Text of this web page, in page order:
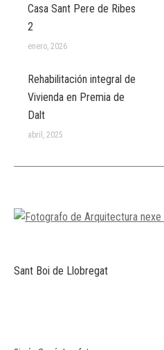
Casa Sant Pere de Ribes
2
enero, 2026
Rehabilitación integral de
Vivienda en Premia de
Dalt
abril, 2025
Sant Boi de Llobregat